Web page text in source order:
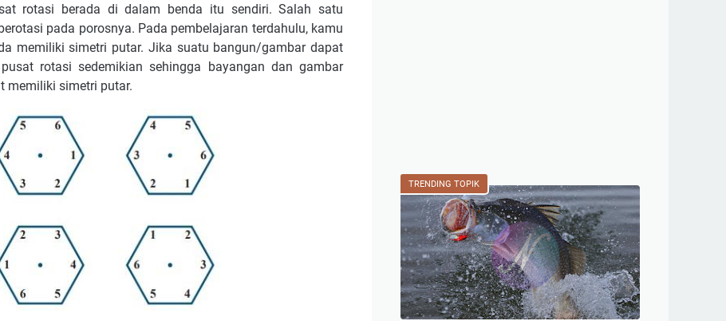
rotasi berada di dalam benda itu sendiri. Salah satu
pada porosnya. Pada pembelajaran terdahulu, kamu
memiliki simetri putar. Jika suatu bangun/gambar dapat
rotasi sedemikian sehingga bayangan dan gambar
memiliki simetri putar.
TRENDING TOPIK